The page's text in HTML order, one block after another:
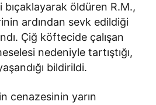
bıçaklayarak öldüren R.M.,
ardından sevk edildiği
Çiğ köftecide çalışan
nedeniyle tartıştığı,
bildirildi.
cenazesinin yarın